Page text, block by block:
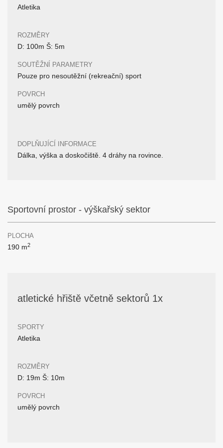
Atletika
ROZMĚRY
D: 100m Š: 5m
SOUTĚŽNÍ PARAMETRY
Pouze pro nesoutěžní (rekreační) sport
POVRCH
umělý povrch
DOPLŇUJÍCÍ INFORMACE
Dálka, výška a doskočiště. 4 dráhy na rovince.
Sportovní prostor - výškařský sektor
PLOCHA
190 m2
atletické hřiště včetně sektorů 1x
SPORTY
Atletika
ROZMĚRY
D: 19m Š: 10m
POVRCH
umělý povrch